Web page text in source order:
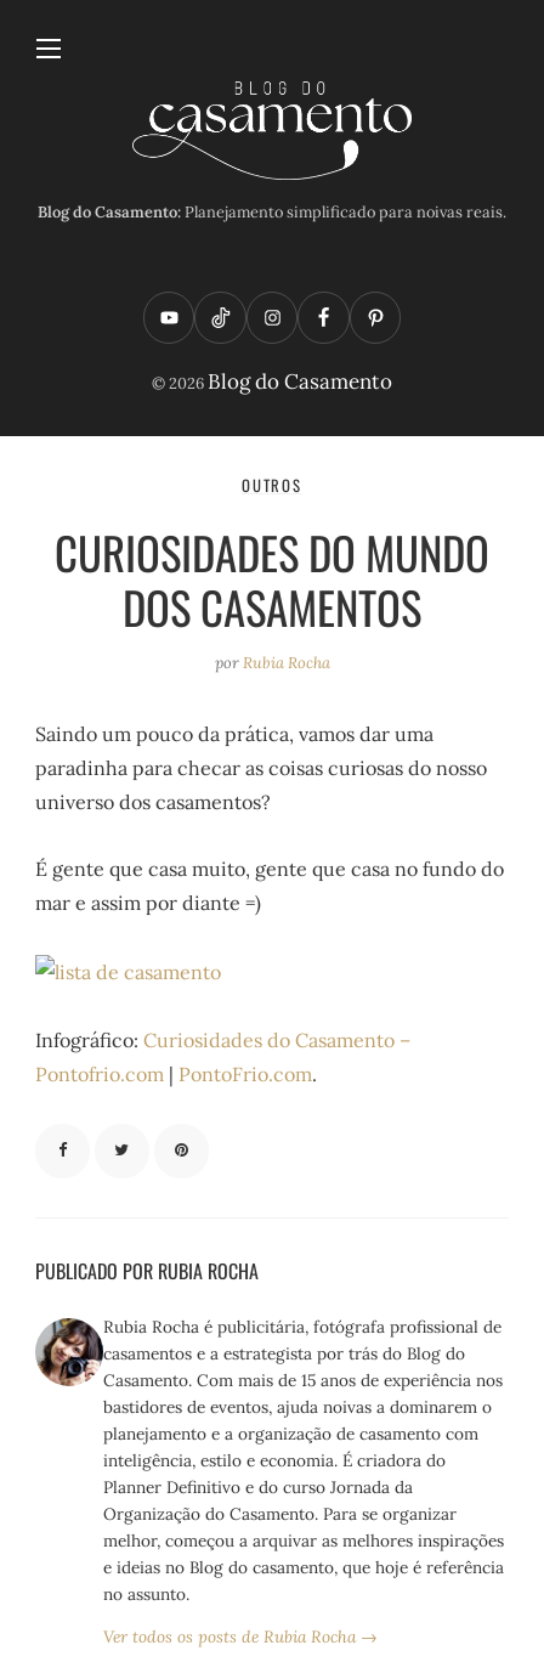
Blog do Casamento:Planejamento simplificado para noivas reais.
Y
o
t
e
T
i
t
I
n
t
a
r
a
m
F
a
e
o
k
P
i
t
e
s
t
© 2026 Blog do Casamento
OUTROS
CURIOSIDADES DO MUNDO
DOS CASAMENTOS
porRubia Rocha
Saindo um pouco da prática, vamos dar uma
paradinha para checar as coisas curiosas do nosso
universo dos casamentos?
É gente que casa muito, gente que casa no fundo do
mar e assim por diante =)
Infográfico:Curiosidades do Casamento –
Pontofrio.com | PontoFrio.com.
PUBLICADO POR RUBIA ROCHA
Rubia Rocha é publicitária, fotógrafa profissional de
casamentos e a estrategista por trás do Blog do
Casamento. Com mais de 15 anos de experiência nos
bastidores de eventos, ajuda noivas a dominarem o
planejamento e a organização de casamento com
inteligência, estilo e economia. É criadora do
Planner Definitivo e do curso Jornada da
Organização do Casamento. Para se organizar
melhor, começou a arquivar as melhores inspirações
e ideias no Blog do casamento, que hoje é referência
no assunto.
Ver todos os posts de Rubia Rocha →